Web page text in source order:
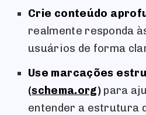
Crie conteúdo
realmente responda
usuários de forma
Use marcações
(schema.org)para
entender a estrutura